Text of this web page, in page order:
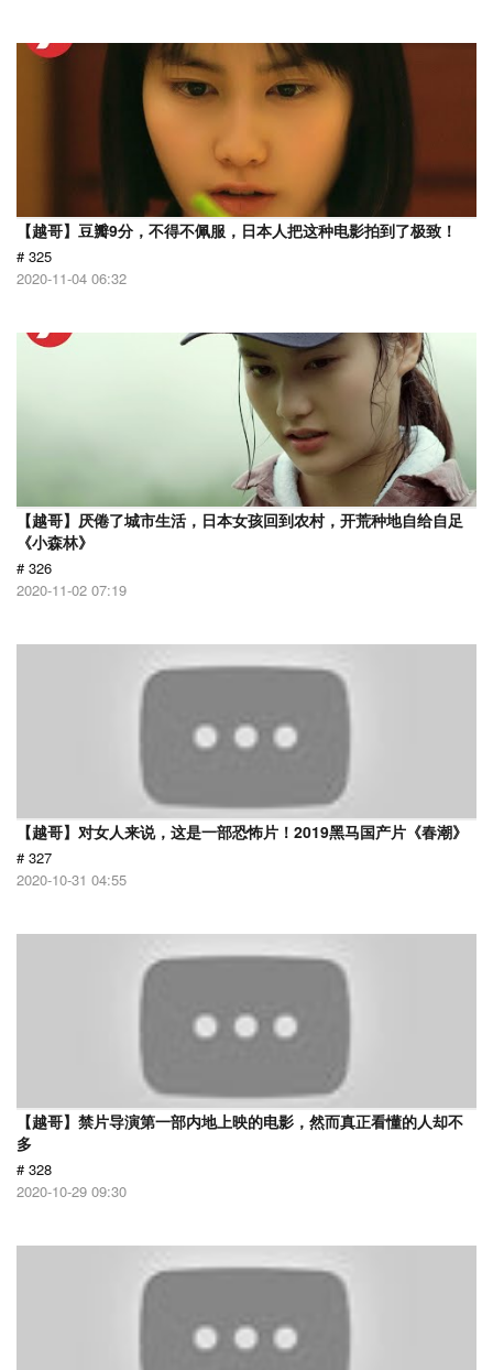
【越哥】豆瓣9分，不得不佩服，日本人把这种电影拍到了极致！
# 325
2020-11-04 06:32
【越哥】厌倦了城市生活，日本女孩回到农村，开荒种地自给自足
《小森林》
# 326
2020-11-02 07:19
【越哥】对女人来说，这是一部恐怖片！2019黑马国产片《春潮》
# 327
2020-10-31 04:55
【越哥】禁片导演第一部内地上映的电影，然而真正看懂的人却不
多
# 328
2020-10-29 09:30